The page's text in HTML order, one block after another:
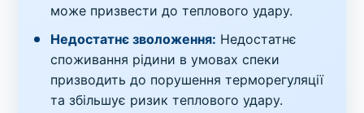
може призвести до теплового удару.
Недостатнє зволоження: Недостатнє
споживання рідини в умовах спеки
призводить до порушення терморегуляції
та збільшує ризик теплового удару.